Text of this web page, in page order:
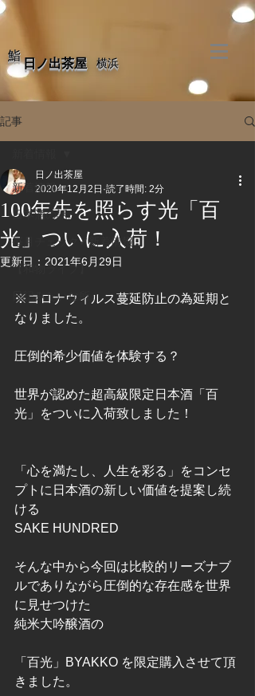
​日ノ出茶屋
​鮨
​横浜
記事
新着情報
日本酒の話。
毎月チェック✔新着情報
【和物ライブ】
日記みたいな所。
100年先を照らす光「百
光」ついに入荷！
日ノ出茶屋
2020年12月2日 読了時間: 2分
更新日： 2021年6月29日
※コロナウィルス蔓延防止の為延期と
なりました。
圧倒的希少価値を体験する？
世界が認めた超高級限定日本酒「百
光」をついに入荷致しました！
「心を満たし、人生を彩る」をコンセ
プトに日本酒の新しい価値を提案し続
ける
SAKE HUNDRED
そんな中から今回は比較的リーズナブ
ルでありながら圧倒的な存在感を世界
に見せつけた
純米大吟醸酒の
「百光」BYAKKO を限定購入させて頂
きました。